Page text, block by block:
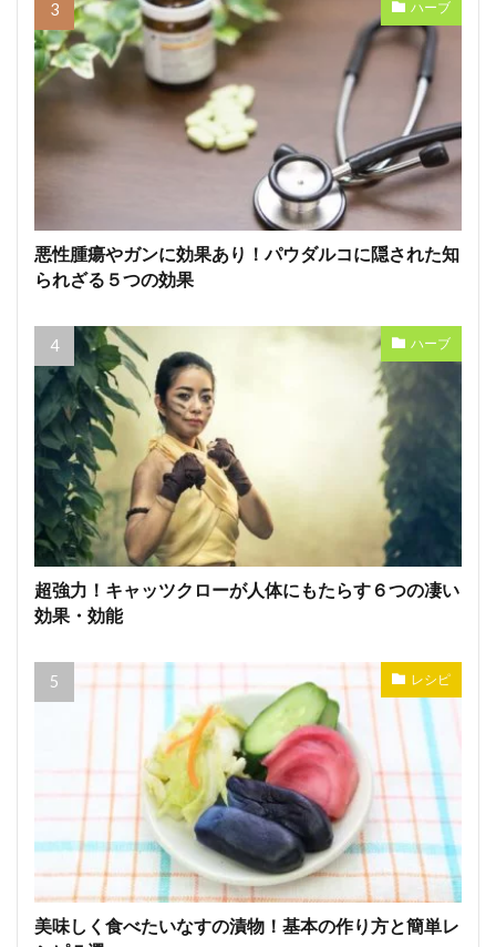
ハーブ
悪性腫瘍やガンに効果あり！パウダルコに隠された知
られざる５つの効果
ハーブ
超強力！キャッツクローが人体にもたらす６つの凄い
効果・効能
レシピ
美味しく食べたいなすの漬物！基本の作り方と簡単レ